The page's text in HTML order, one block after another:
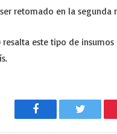
retomado en la segunda
resalta este tipo de
Facebook Twitter